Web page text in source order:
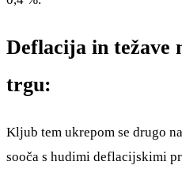
Deflacija in težave
trgu:
Kljub tem ukrepom se drugo
sooča s hudimi deflacijskimi